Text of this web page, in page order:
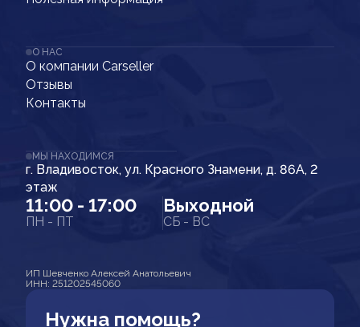
О НАС
О компании Carseller
Отзывы
Контакты
МЫ НАХОДИМСЯ
г. Владивосток, ул. Красного Знамени, д. 86А, 2
этаж
11:00 - 17:00
ПН - ПТ
Выходной
СБ - ВС
ИП Шевченко Алексей Анатольевич
ИНН: 251202545060
Нужна помощь?